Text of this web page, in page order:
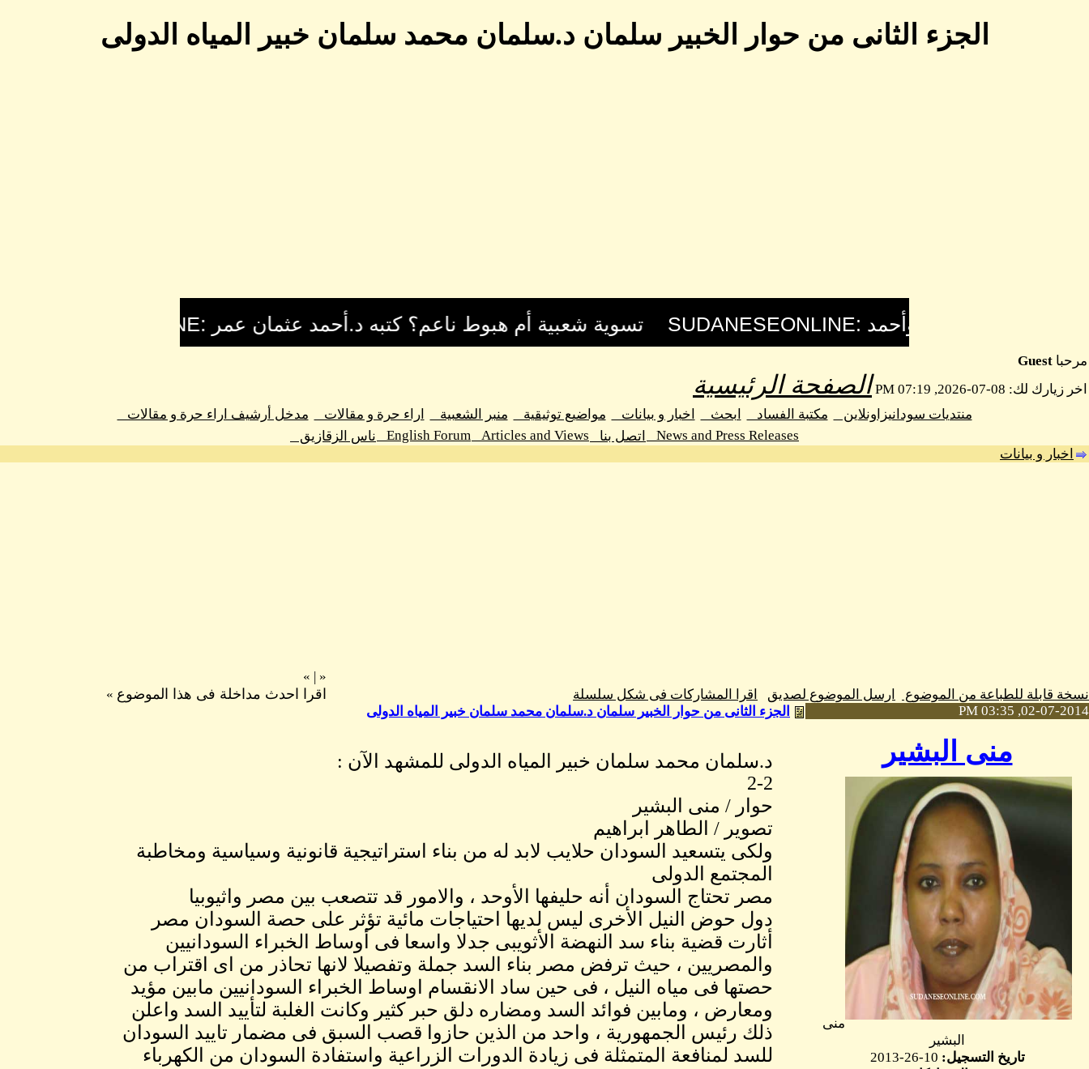
الجزء الثانى من حوار الخبير سلمان د.سلمان محمد سلمان خبير المياه الدولى
مرحبا Guest
اخر زيارك لك: 08-07-2026, 07:19 PM
الصفحة الرئيسية
منتديات سودانيزاونلاين مكتبة الفساد ابحث اخبار و بيانات مواضيع توثيقية منبر الشعبية اراء حرة و مقالات
مدخل أرشيف اراء حرة و مقالات
News and Press Releases
اتصل بنا Articles and Views
English Forum
ناس الزقازيق
اخبار و بيانات
نسخة قابلة للطباعة من الموضوع ارسل الموضوع لصديق اقرا المشاركات فى شكل سلسلة
«
|
»
اقرا احدث مداخلة فى هذا الموضوع »
02-07-2014, 03:35 PM
منى البشير
منى
البشير
تاريخ التسجيل:
الجزء الثانى من حوار الخبير سلمان د.سلمان محمد سلمان خبير المياه الدولى
د.سلمان محمد سلمان خبير المياه الدولى للمشهد الآن :
2-2
حوار / منى البشير
تصوير / الطاهر ابراهيم
ولكى يتسعيد السودان حلايب لابد له من بناء استراتيجية قانونية وسياسية ومخاطبة
المجتمع الدولى
مصر تحتاج السودان أنه حليفها الأوحد ، والامور قد تتصعب بين مصر واثيوبيا
دول حوض النيل الأخرى ليس لديها احتياجات مائية تؤثر على حصة السودان مصر
أثارت قضية بناء سد النهضة الأثويبى جدلا واسعا فى أوساط الخبراء السودانيين
والمصريين ، حيث ترفض مصر بناء السد جملة وتفصيلا لانها تحاذر من اى اقتراب من
حصتها فى مياه النيل ، فى حين ساد الانقسام اوساط الخبراء السودانيين مابين مؤيد
ومعارض ، ومابين فوائد السد ومضاره دلق حبر كثير وكانت الغلبة لتأييد السد واعلن
ذلك رئيس الجمهورية ، واحد من الذين حازوا قصب السبق فى مضمار تاييد السودان
للسد لمنافعة المتمثلة فى زيادة الدورات الزراعية واستفادة السودان من الكهرباء